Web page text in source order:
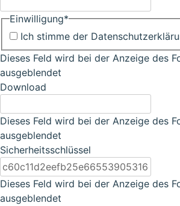
Einwilligung*
Ich stimme der
Dieses Feld wird bei der Anzeige des
ausgeblendet
Download
Dieses Feld wird bei der Anzeige des
ausgeblendet
Sicherheitsschlüssel
Dieses Feld wird bei der Anzeige des
ausgeblendet